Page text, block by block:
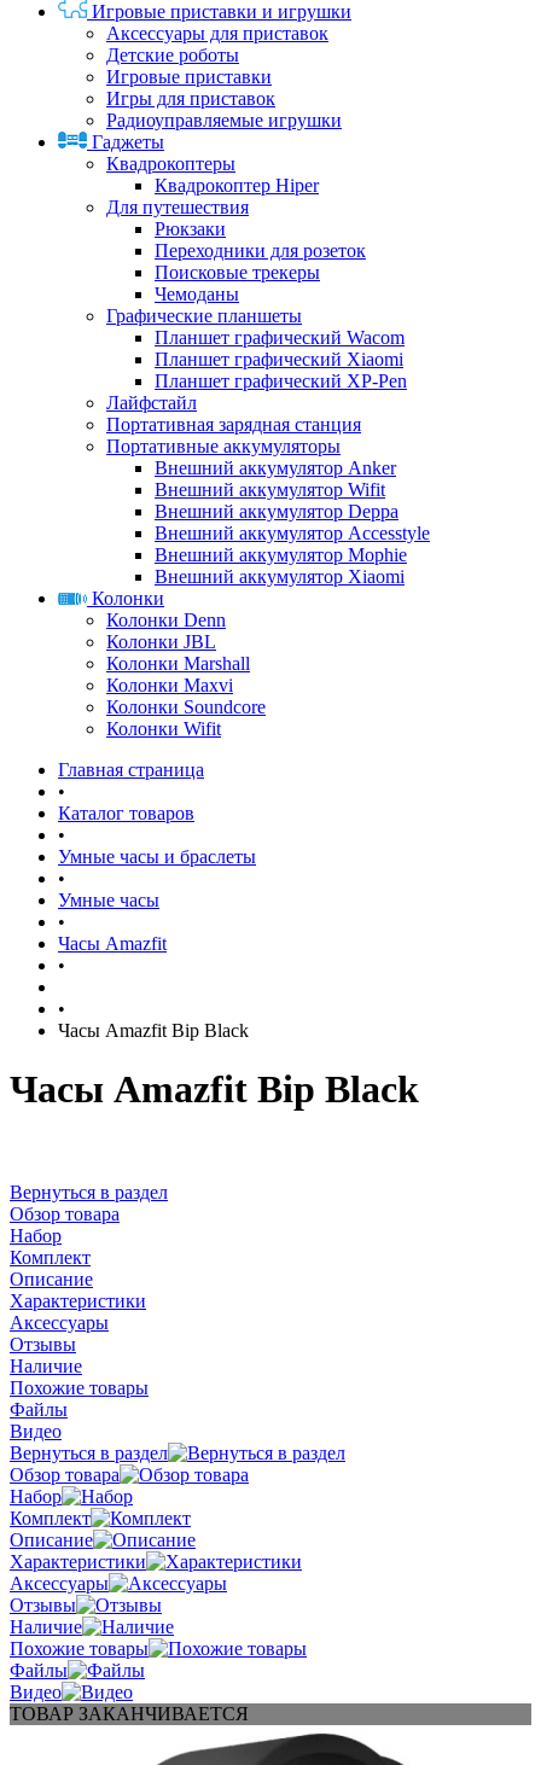
Игровые приставки и игрушки
Аксессуары для приставок
Детские роботы
Игровые приставки
Игры для приставок
Радиоуправляемые игрушки
Гаджеты
Квадрокоптеры
Квадрокоптер Hiper
Для путешествия
Рюкзаки
Переходники для розеток
Поисковые трекеры
Чемоданы
Графические планшеты
Планшет графический Wacom
Планшет графический Xiaomi
Планшет графический XP-Pen
Лайфстайл
Портативная зарядная станция
Портативные аккумуляторы
Внешний аккумулятор Anker
Внешний аккумулятор Wifit
Внешний аккумулятор Deppa
Внешний аккумулятор Accesstyle
Внешний аккумулятор Mophie
Внешний аккумулятор Xiaomi
Колонки
Колонки Denn
Колонки JBL
Колонки Marshall
Колонки Maxvi
Колонки Soundcore
Колонки Wifit
Главная страница
•
Каталог товаров
•
Умные часы и браслеты
•
Умные часы
•
Часы Amazfit
•
•
Часы Amazfit Bip Black
Часы Amazfit Bip Black
Вернуться в раздел
Обзор товара
Набор
Комплект
Описание
Характеристики
Аксессуары
Отзывы
Наличие
Похожие товары
Файлы
Видео
Вернуться в раздел
Обзор товара
Набор
Комплект
Описание
Характеристики
Аксессуары
Отзывы
Наличие
Похожие товары
Файлы
Видео
ТОВАР ЗАКАНЧИВАЕТСЯ